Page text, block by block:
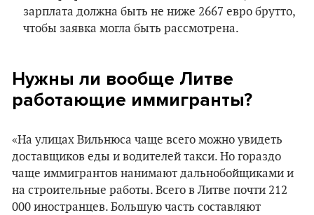
зарплата должна быть не ниже 2667 евро брутто,
чтобы заявка могла быть рассмотрена.
Нужны ли вообще Литве
работающие иммигранты?
«На улицах Вильнюса чаще всего можно увидеть
доставщиков еды и водителей такси. Но гораздо
чаще иммигрантов нанимают дальнобойщиками и
на строительные работы. Всего в Литве почти 212
000 иностранцев. Большую часть составляют